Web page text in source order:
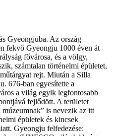
Gyeongjuba. Az ország
fekvő Gyeongju 1000 éven át
fővárosa, és a völgy,
számtalan történelmi épületet,
rejt. Miután a Silla
676-ban egyesítette a
a világ egyik legfontosabb
fejlődött. A területet
is nevezik az itt
épületek és kincsek
Gyeongju felfedezése: